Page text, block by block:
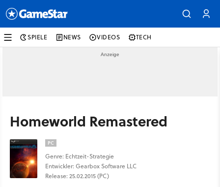
SPIELE NEWS VIDEOS TECH
Homeworld Remastered
PC
Genre: Echtzeit-Strategie
Entwickler: Gearbox Software LLC
Release: 25.02.2015 (PC)